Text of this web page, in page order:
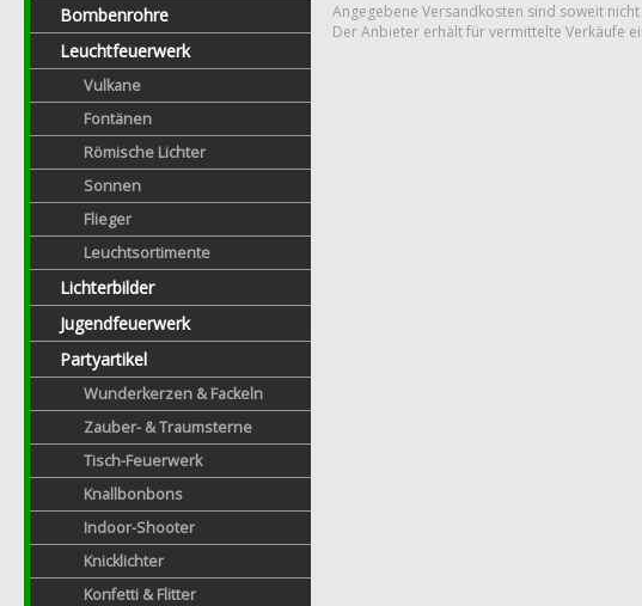
Bombenrohre
Leuchtfeuerwerk
Vulkane
Fontänen
Römische Lichter
Sonnen
Flieger
Leuchtsortimente
Lichterbilder
Jugendfeuerwerk
Partyartikel
Wunderkerzen & Fackeln
Zauber- & Traumsterne
Tisch-Feuerwerk
Knallbonbons
Indoor-Shooter
Knicklichter
Konfetti & Flitter
Angegebene Versandkosten sind soweit
Der Anbieter erhält für vermittelte Verkäufe